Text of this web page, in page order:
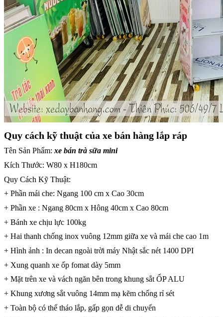
Quy cách kỹ thuật của xe bán hàng lắp ráp
Tên Sản Phẩm: xe bán trà sữa mini
Kích Thước: W80 x H180cm
Quy Cách Kỹ Thuật:
+ Phần mái che: Ngang 100 cm x Cao 30cm
+ Phần xe : Ngang 80cm x Hông 40cm x Cao 80cm
+ Bánh xe chịu lực 100kg
+ Hai thanh chống inox vuông 12mm giữa xe và mái che cao 1m
+ Hình ảnh : In decan ngoài trời máy Nhật sắc nét 1400 DPI
+ Xung quanh xe ốp fomat dày 5mm
+ Mặt trên xe và vách ngăn bên trong khung sắt ỐP ALU
+ Khung xương sắt vuông 14mm mạ kẽm chống rỉ sét
+ Toàn bộ có thể tháo lắp, gấp gọn dễ di chuyển